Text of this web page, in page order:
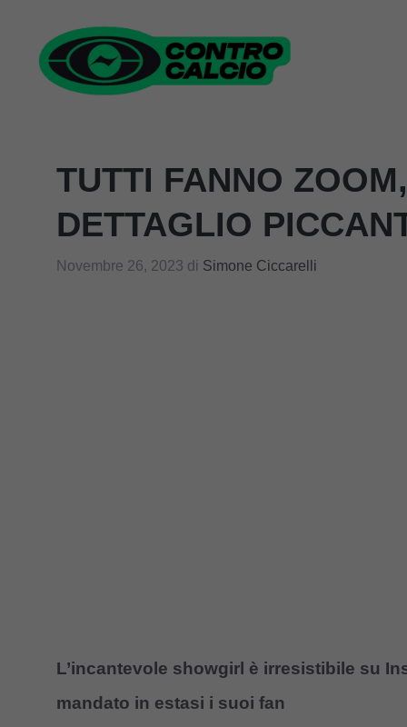
contenuto
TUTTI FANNO
DETTAGLIO
Novembre 26, 2023 di Simone Ciccarelli
L’incantevole showgirl è irresistibile su
mandato in estasi i suoi fan